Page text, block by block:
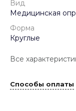
Вид
Медицинская
Форма
Круглые
Все
Способы оплаты